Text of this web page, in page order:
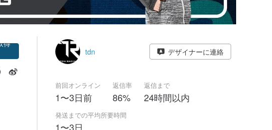
tdn デザイナーに連絡
前回オンライン
1〜3日前
返信率
86%
返信まで
24時間以内
発送までの平均所要時間
1〜3日